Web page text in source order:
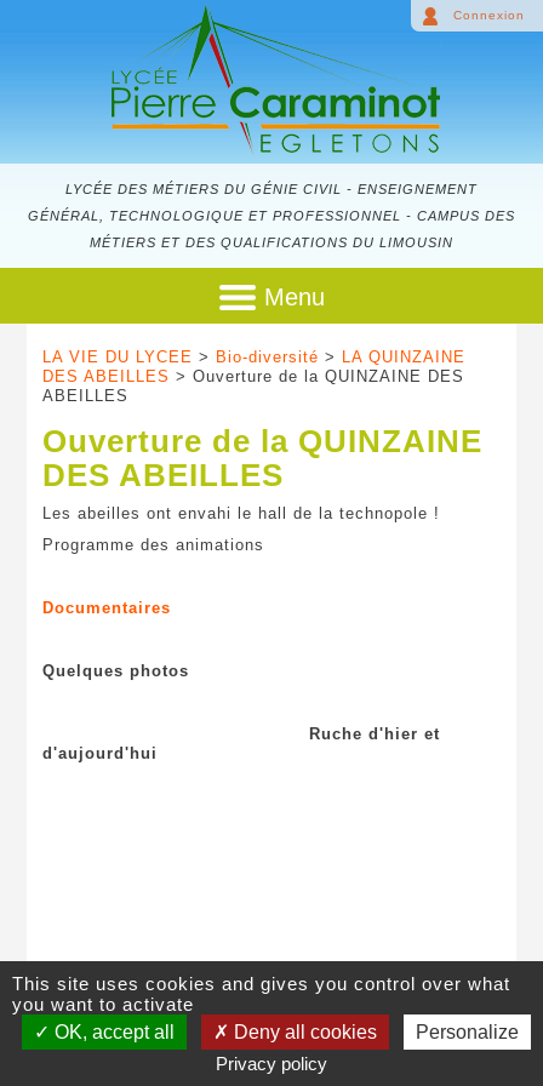
LYCÉE DES MÉTIERS DU GÉNIE CIVIL - ENSEIGNEMENT
GÉNÉRAL, TECHNOLOGIQUE ET PROFESSIONNEL - CAMPUS DES
MÉTIERS ET DES QUALIFICATIONS DU LIMOUSIN
Connexion
Menu
LA VIE DU LYCEE > Bio-diversité > LA QUINZAINE
DES ABEILLES > Ouverture de la QUINZAINE DES
ABEILLES
Ouverture de la QUINZAINE
DES ABEILLES
Les abeilles ont envahi le hall de la technopole !
Programme des animations
Documentaires
Quelques photos
Ruche d'hier et
d'aujourd'hui
©Lycée Pierre Caraminot,28 avenue de Ventadour , 19300Egletons
05 55 93 13 19| Contact|Plan du site|Mentions légales
This site uses cookies and gives you control over what
you want to activate
OK, accept all
Deny all cookies
Personalize
Privacy policy